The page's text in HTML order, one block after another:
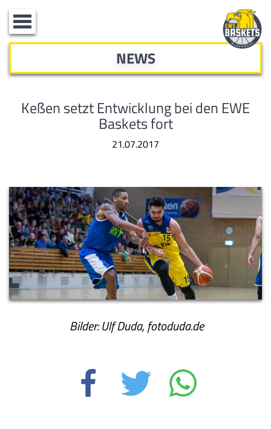
Toggle
navigation
NEWS
Keßen setzt Entwicklung bei den EWE
Baskets fort
21.07.2017
Bilder: Ulf Duda, fotoduda.de